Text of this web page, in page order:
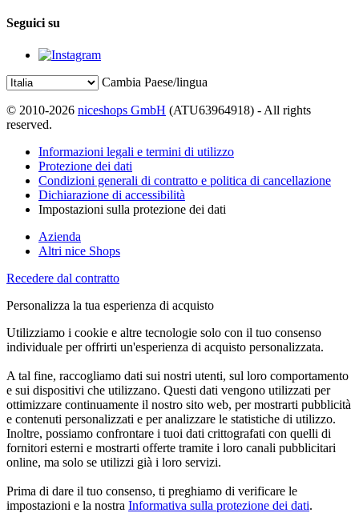
Seguici su
Cambia Paese/lingua
© 2010-2026 niceshops GmbH (ATU63964918) - All rights
reserved.
Informazioni legali e termini di utilizzo
Protezione dei dati
Condizioni generali di contratto e politica di cancellazione
Dichiarazione di accessibilità
Impostazioni sulla protezione dei dati
Azienda
Altri nice Shops
Recedere dal contratto
Personalizza la tua esperienza di acquisto
Utilizziamo i cookie e altre tecnologie solo con il tuo consenso
individuale per offrirti un'esperienza di acquisto personalizzata.
A tal fine, raccogliamo dati sui nostri utenti, sul loro comportamento
e sui dispositivi che utilizzano. Questi dati vengono utilizzati per
ottimizzare continuamente il nostro sito web, per mostrarti pubblicità
e contenuti personalizzati e per analizzare le statistiche di utilizzo.
Inoltre, possiamo confrontare i tuoi dati crittografati con quelli di
fornitori esterni e mostrarti offerte tramite i loro canali pubblicitari
online, ma solo se utilizzi già i loro servizi.
Prima di dare il tuo consenso, ti preghiamo di verificare le
impostazioni e la nostra Informativa sulla protezione dei dati.